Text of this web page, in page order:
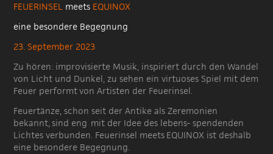
FEUERINSEL meets EQUINOX
eine besondere Begegnung
23. September 2023
Zu hören: improvisierte Musik, inspiriert durch den Wandel
von Licht und Dunkel, zu sehen ein virtuoses Spiel mit dem
Feuer performtvon Artisten der Feuerinsel.
Feuertänze, schon seit der Antike als Zeremonien
bekannt, sind eng mit der Idee des lebens- spendenden
Lichtes verbunden. Feuerinsel meets EQUINOX ist deshalb
eine besondere Begegnung.